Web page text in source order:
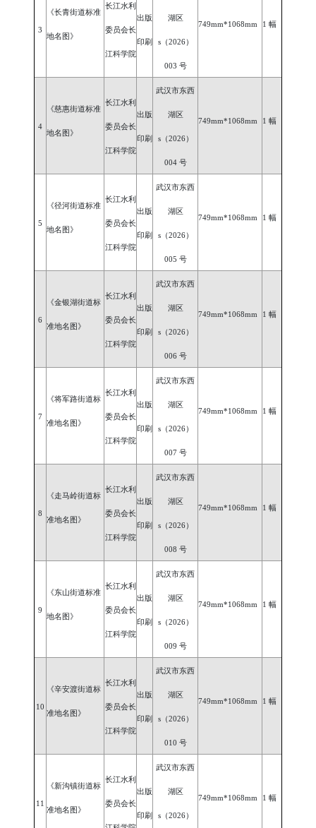
3
《长青街道标准
地名图》
长江水利
委员会长
江科学院
出版
印刷
湖区
s（2026）
003 号
749mm*1068mm 1 幅
4
《慈惠街道标准
地名图》
长江水利
委员会长
江科学院
出版
印刷
武汉市东西
湖区
s（2026）
004 号
749mm*1068mm 1 幅
5
《径河街道标准
地名图》
长江水利
委员会长
江科学院
出版
印刷
武汉市东西
湖区
s（2026）
005 号
749mm*1068mm 1 幅
6
《金银湖街道标
准地名图》
长江水利
委员会长
江科学院
出版
印刷
武汉市东西
湖区
s（2026）
006 号
749mm*1068mm 1 幅
7
《将军路街道标
准地名图》
长江水利
委员会长
江科学院
出版
印刷
武汉市东西
湖区
s（2026）
007 号
749mm*1068mm 1 幅
8
《走马岭街道标
准地名图》
长江水利
委员会长
江科学院
出版
印刷
武汉市东西
湖区
s（2026）
008 号
749mm*1068mm 1 幅
9
《东山街道标准
地名图》
长江水利
委员会长
江科学院
出版
印刷
武汉市东西
湖区
s（2026）
009 号
749mm*1068mm 1 幅
10
《辛安渡街道标
准地名图》
长江水利
委员会长
江科学院
出版
印刷
武汉市东西
湖区
s（2026）
010 号
749mm*1068mm 1 幅
11
《新沟镇街道标
准地名图》
长江水利
委员会长
出版
印刷
武汉市东西
湖区
s（2026）
749mm*1068mm 1 幅